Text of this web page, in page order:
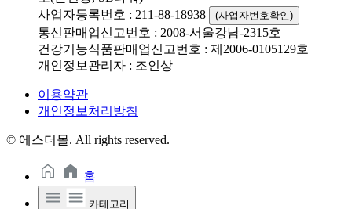
사업자등록번호 : 211-88-18938
(사업자번호확인)
통신판매업신고번호 : 2008-서울강남-2315호
건강기능식품판매업신고번호 : 제2006-0105129호
개인정보관리자 : 조인상
이용약관
개인정보처리방침
© 에스더몰. All rights reserved.
홈
카테고리